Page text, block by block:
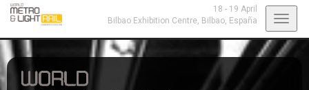
18 - 19 April
Bilbao Exhibition Centre, Bilbao, España